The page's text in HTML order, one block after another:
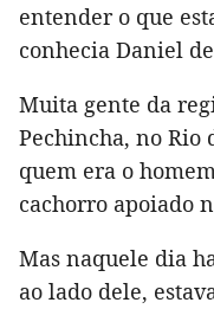
entender o que
conhecia Daniel
Muita gente da
Pechincha, no Rio
quem era o
cachorro apoiado
Mas naquele dia
ao lado dele,